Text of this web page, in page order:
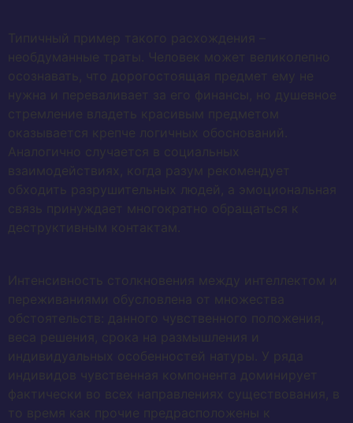
Типичный пример такого расхождения –
необдуманные траты. Человек может великолепно
осознавать, что дорогостоящая предмет ему не
нужна и переваливает за его финансы, но душевное
стремление владеть красивым предметом
оказывается крепче логичных обоснований.
Аналогично случается в социальных
взаимодействиях, когда разум рекомендует
обходить разрушительных людей, а эмоциональная
связь принуждает многократно обращаться к
деструктивным контактам.
Интенсивность столкновения между интеллектом и
переживаниями обусловлена от множества
обстоятельств: данного чувственного положения,
веса решения, срока на размышления и
индивидуальных особенностей натуры. У ряда
индивидов чувственная компонента доминирует
фактически во всех направлениях существования, в
то время как прочие предрасположены к